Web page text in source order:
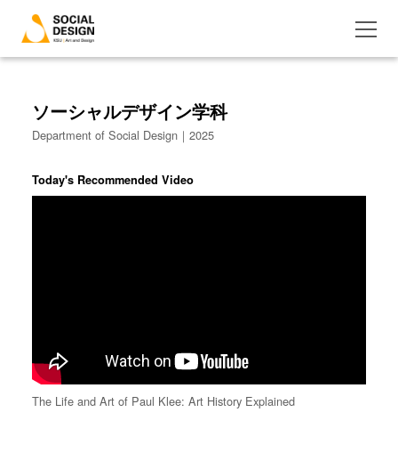
ソーシャルデザイン学科
Department of Social Design｜2025
Today's Recommended Video
The Life and Art of Paul Klee: Art History Explained